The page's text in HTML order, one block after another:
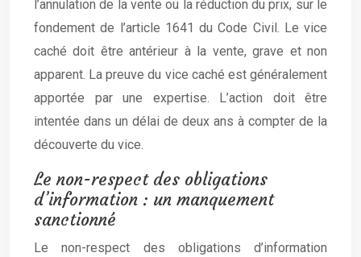
l’annulation de la vente ou la réduction du prix, sur le
fondement de l’article 1641 du Code Civil. Le vice
caché doit être antérieur à la vente, grave et non
apparent. La preuve du vice caché est généralement
apportée par une expertise. L’action doit être
intentée dans un délai de deux ans à compter de la
découverte du vice.
Le non-respect des obligations
d’information : un manquement
sanctionné
Le non-respect des obligations d’information